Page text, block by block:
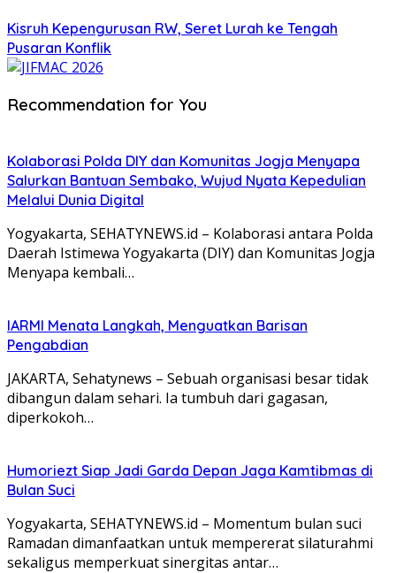
Kisruh Kepengurusan RW, Seret Lurah ke Tengah
Pusaran Konflik
Recommendation for You
Kolaborasi Polda DIY dan Komunitas Jogja Menyapa
Salurkan Bantuan Sembako, Wujud Nyata Kepedulian
Melalui Dunia Digital
Yogyakarta, SEHATYNEWS.id – Kolaborasi antara Polda
Daerah Istimewa Yogyakarta (DIY) dan Komunitas Jogja
Menyapa kembali…
IARMI Menata Langkah, Menguatkan Barisan
Pengabdian
JAKARTA, Sehatynews – Sebuah organisasi besar tidak
dibangun dalam sehari. Ia tumbuh dari gagasan,
diperkokoh…
Humoriezt Siap Jadi Garda Depan Jaga Kamtibmas di
Bulan Suci
Yogyakarta, SEHATYNEWS.id – Momentum bulan suci
Ramadan dimanfaatkan untuk mempererat silaturahmi
sekaligus memperkuat sinergitas antar…